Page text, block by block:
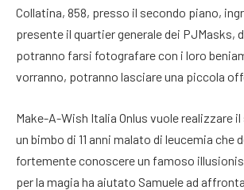
Collatina, 858, presso il secondo piano,
presente il quartier generale dei PJMasks,
potranno farsi fotografare con i loro
vorranno, potranno lasciare una piccola
Make-A-Wish Italia Onlus vuole realizzare
un bimbo di 11 anni malato di leucemia che
fortemente conoscere un famoso
per la magia ha aiutato Samuele ad